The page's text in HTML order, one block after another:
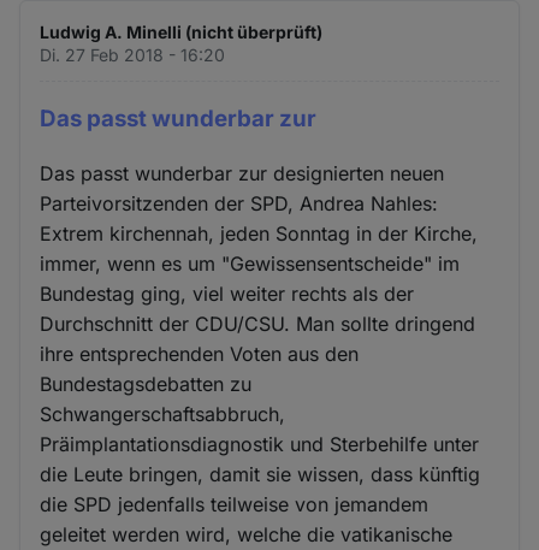
Ludwig A. Minelli (nicht überprüft)
Di. 27 Feb 2018 - 16:20
Das passt wunderbar zur
Das passt wunderbar zur designierten neuen
Parteivorsitzenden der SPD, Andrea Nahles:
Extrem kirchennah, jeden Sonntag in der Kirche,
immer, wenn es um "Gewissensentscheide" im
Bundestag ging, viel weiter rechts als der
Durchschnitt der CDU/CSU. Man sollte dringend
ihre entsprechenden Voten aus den
Bundestagsdebatten zu
Schwangerschaftsabbruch,
Präimplantationsdiagnostik und Sterbehilfe unter
die Leute bringen, damit sie wissen, dass künftig
die SPD jedenfalls teilweise von jemandem
geleitet werden wird, welche die vatikanische